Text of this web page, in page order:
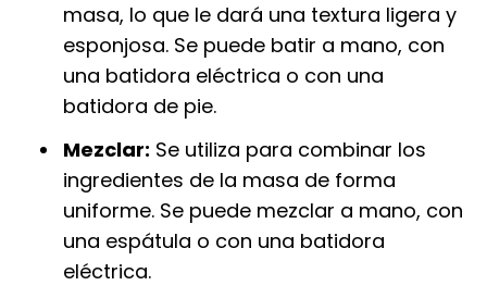
masa, lo que le dará una textura ligera y
esponjosa. Se puede batir a mano, con
una batidora eléctrica o con una
batidora de pie.
Mezclar: Se utiliza para combinar los
ingredientes de la masa de forma
uniforme. Se puede mezclar a mano, con
una espátula o con una batidora
eléctrica.